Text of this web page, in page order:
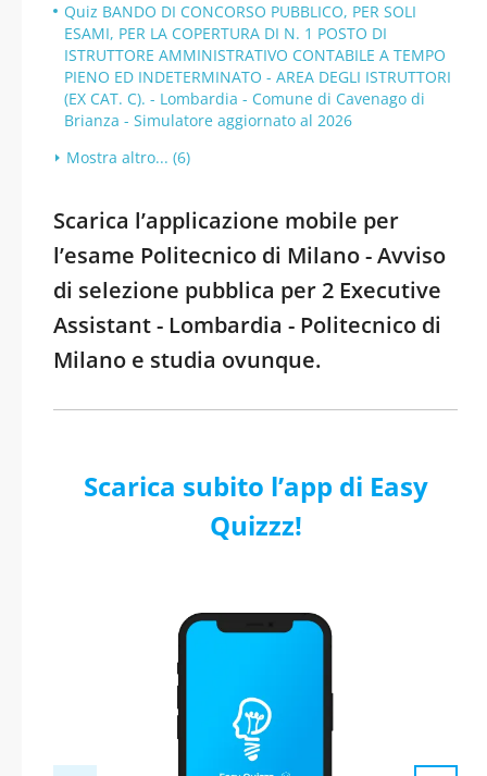
Quiz BANDO DI CONCORSO PUBBLICO, PER SOLI
ESAMI, PER LA COPERTURA DI N. 1 POSTO DI
ISTRUTTORE AMMINISTRATIVO CONTABILE A TEMPO
PIENO ED INDETERMINATO - AREA DEGLI ISTRUTTORI
(EX CAT. C). - Lombardia - Comune di Cavenago di
Brianza - Simulatore aggiornato al 2026
Mostra altro... (6)
Scarica l’applicazione mobile per
l’esame Politecnico di Milano - Avviso
di selezione pubblica per 2 Executive
Assistant - Lombardia - Politecnico di
Milano e studia ovunque.
Scarica subito l’app di Easy
Quizzz!